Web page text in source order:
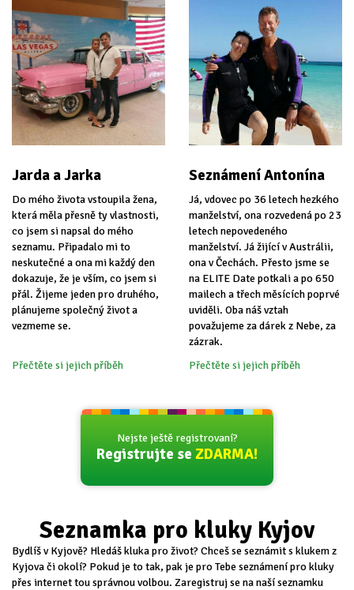
Jarda a Jarka
Do mého života vstoupila žena,
která měla přesně ty vlastnosti,
co jsem si napsal do mého
seznamu. Připadalo mi to
neskutečné a ona mi každý den
dokazuje, že je vším, co jsem si
přál. Žijeme jeden pro druhého,
plánujeme společný život a
vezmeme se.
Přečtěte si jejich příběh
Seznámení Antonína
Já, vdovec po 36 letech hezkého
manželství, ona rozvedená po 23
letech nepovedeného
manželství. Já žijící v Austrálii,
ona v Čechách. Přesto jsme se
na ELITE Date potkali a po 650
mailech a třech měsících poprvé
uviděli. Oba náš vztah
považujeme za dárek z Nebe, za
zázrak.
Přečtěte si jejich příběh
Nejste ještě registrovaní?
Registrujte se ZDARMA!
Seznamka pro kluky Kyjov
Bydlíš v Kyjově? Hledáš kluka pro život? Chceš se seznámit s klukem z
Kyjova či okolí? Pokud je to tak, pak je pro Tebe seznámení pro kluky
přes internet tou správnou volbou. Zaregistruj se na naší seznamku